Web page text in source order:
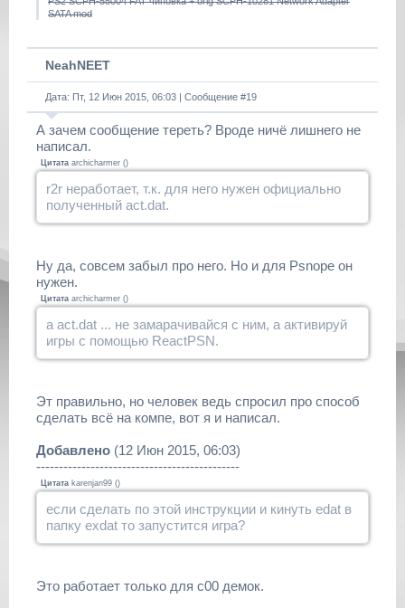
SATA mod
NeahNEET
Дата: Пт, 12 Июн 2015, 06:03 | Сообщение #19
А зачем сообщение тереть? Вроде ничё лишнего не
написал.
Цитата archicharmer ()
r2r неработает, т.к. для него нужен официально
полученный act.dat.
Ну да, совсем забыл про него. Но и для Psnope он
нужен.
Цитата archicharmer ()
а act.dat ... не замарачивайся с ним, а активируй
игры с помощью ReactPSN.
Эт правильно, но человек ведь спросил про способ
сделать всё на компе, вот я и написал.
Добавлено (12 Июн 2015, 06:03)
---------------------------------------------
Цитата karenjan99 ()
если сделать по этой инструкции и кинуть edat в
папку exdat то запустится игра?
Это работает только для c00 демок.